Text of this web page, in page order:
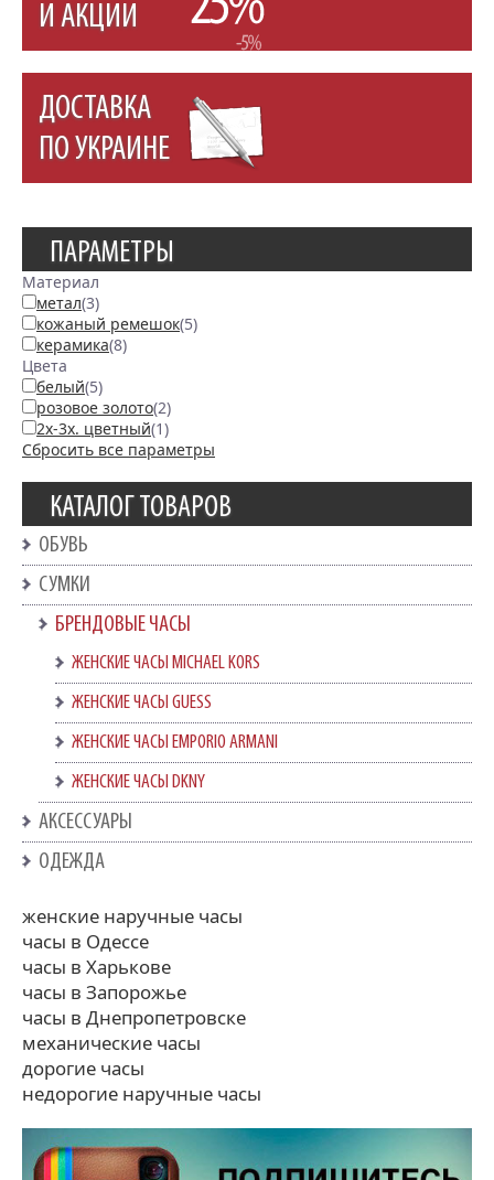
И АКЦИИ
ДОСТАВКА
ПО УКРАИНЕ
ПАРАМЕТРЫ
Материал
метал(3)
кожаный ремешок(5)
керамика(8)
Цвета
белый(5)
розовое золото(2)
2х-3х. цветный(1)
Сбросить все параметры
КАТАЛОГ ТОВАРОВ
ОБУВЬ
СУМКИ
БРЕНДОВЫЕ ЧАСЫ
ЖЕНСКИЕ ЧАСЫ MICHAEL KORS
ЖЕНСКИЕ ЧАСЫ GUESS
ЖЕНСКИЕ ЧАСЫ EMPORIO ARMANI
ЖЕНСКИЕ ЧАСЫ DKNY
АКСЕССУАРЫ
ОДЕЖДА
женские наручные часы
часы в Одессе
часы в Харькове
часы в Запорожье
часы в Днепропетровске
механические часы
дорогие часы
недорогие наручные часы